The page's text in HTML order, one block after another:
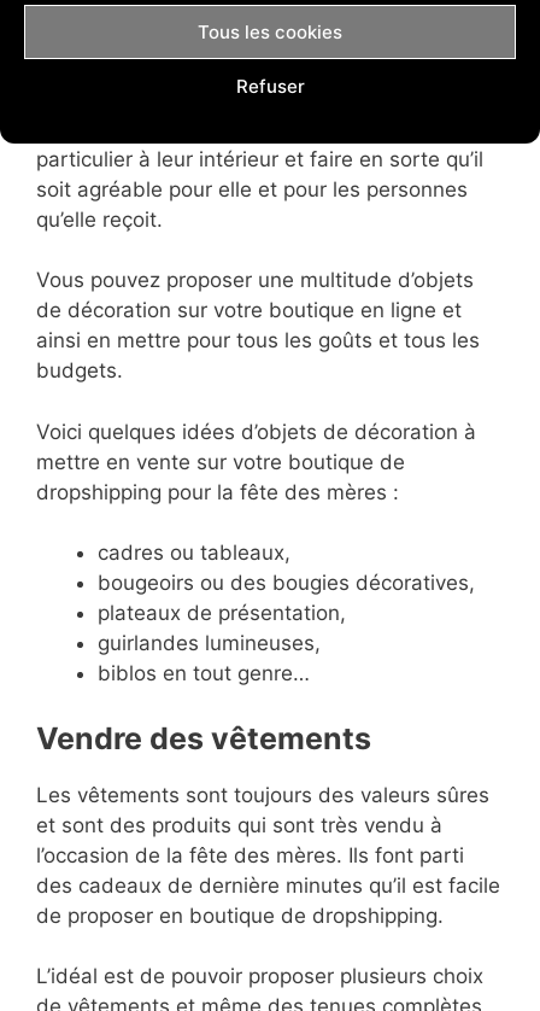
Tous les cookies
Refuser
des mères. Les objets de décorations
cartonnent à cette occasion car ils font toujours
particulier à leur intérieur et faire en sorte qu’il
soit agréable pour elle et pour les personnes
qu’elle reçoit.
Vous pouvez proposer une multitude d’objets
de décoration sur votre boutique en ligne et
ainsi en mettre pour tous les goûts et tous les
budgets.
Voici quelques idées d’objets de décoration à
mettre en vente sur votre boutique de
dropshipping pour la fête des mères :
cadres ou tableaux,
bougeoirs ou des bougies décoratives,
plateaux de présentation,
guirlandes lumineuses,
biblos en tout genre…
Vendre des vêtements
Les vêtements sont toujours des valeurs sûres
et sont des produits qui sont très vendu à
l’occasion de la fête des mères. Ils font parti
des cadeaux de dernière minutes qu’il est facile
de proposer en boutique de dropshipping.
L’idéal est de pouvoir proposer plusieurs choix